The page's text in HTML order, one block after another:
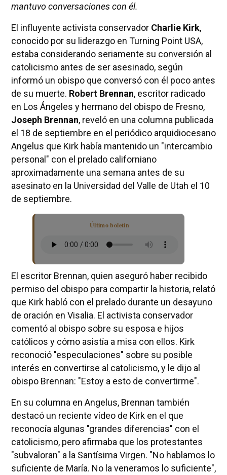
mantuvo conversaciones con él.
El influyente activista conservador Charlie Kirk,
conocido por su liderazgo en Turning Point USA,
estaba considerando seriamente su conversión al
catolicismo antes de ser asesinado, según
informó un obispo que conversó con él poco antes
de su muerte. Robert Brennan, escritor radicado
en Los Ángeles y hermano del obispo de Fresno,
Joseph Brennan, reveló en una columna publicada
el 18 de septiembre en el periódico arquidiocesano
Angelus que Kirk había mantenido un "intercambio
personal" con el prelado californiano
aproximadamente una semana antes de su
asesinato en la Universidad del Valle de Utah el 10
de septiembre.
Último boletín
El escritor Brennan, quien aseguró haber recibido
permiso del obispo para compartir la historia, relató
que Kirk habló con el prelado durante un desayuno
de oración en Visalia. El activista conservador
comentó al obispo sobre su esposa e hijos
católicos y cómo asistía a misa con ellos. Kirk
reconoció "especulaciones" sobre su posible
interés en convertirse al catolicismo, y le dijo al
obispo Brennan: "Estoy a esto de convertirme".
En su columna en Angelus, Brennan también
destacó un reciente vídeo de Kirk en el que
reconocía algunas "grandes diferencias" con el
catolicismo, pero afirmaba que los protestantes
"subvaloran" a la Santísima Virgen. "No hablamos lo
suficiente de María. No la veneramos lo suficiente",